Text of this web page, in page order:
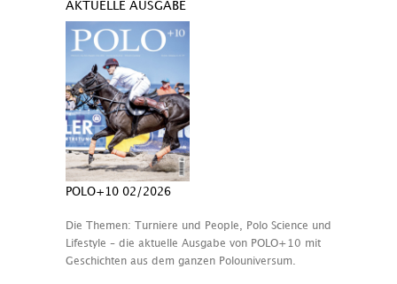
AKTUELLE AUSGABE
POLO+10 02/2026
Die Themen: Turniere und People, Polo Science und
Lifestyle – die aktuelle Ausgabe von POLO+10 mit
Geschichten aus dem ganzen Polouniversum.